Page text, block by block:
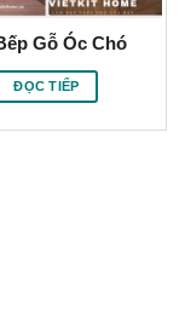
Gỗ Óc Chó
ĐỌC TIẾP